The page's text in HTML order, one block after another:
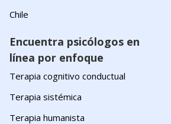
Chile
Encuentra psicólogos en
línea por enfoque
Terapia cognitivo conductual
Terapia sistémica
Terapia humanista